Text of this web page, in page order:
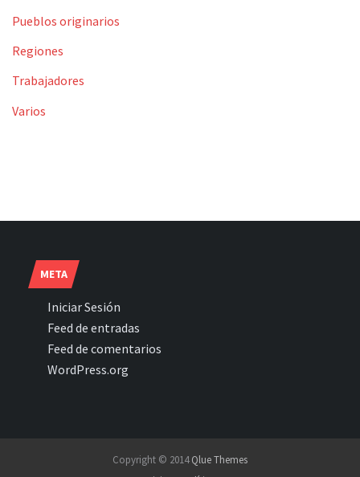
Pueblos originarios
Regiones
Trabajadores
Varios
META
Iniciar Sesión
Feed de entradas
Feed de comentarios
WordPress.org
Copyright © 2014Qlue Themes